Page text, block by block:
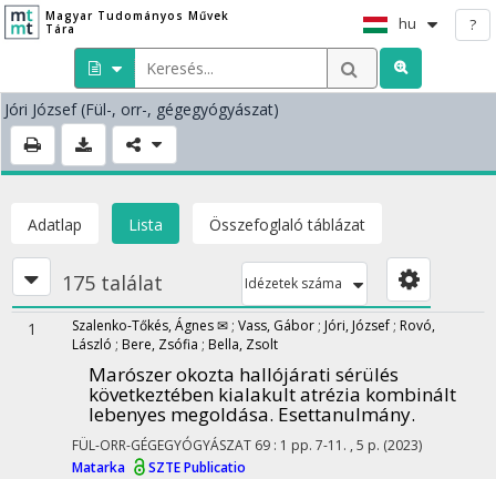
Magyar Tudományos Művek
Tára
hu ?
Jóri József (Fül-, orr-, gégegyógyászat)
Adatlap Lista Összefoglaló táblázat
175 találat Idézetek száma
1 Szalenko-Tőkés, Ágnes ✉ ; Vass, Gábor ; Jóri, József ; Rovó,
László ; Bere, Zsófia ; Bella, Zsolt
Marószer okozta hallójárati sérülés
következtében kialakult atrézia kombinált
lebenyes megoldása. Esettanulmány.
FÜL-ORR-GÉGEGYÓGYÁSZAT 69 : 1 pp. 7-11. , 5 p. (2023)
Matarka
SZTE Publicatio